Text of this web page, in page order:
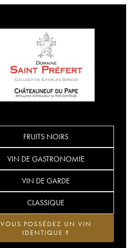
FRUITS NOIRS
VIN DE GASTRONOMIE
VIN DE GARDE
CLASSIQUE
VOUS POSSÉDEZ UN VIN
IDENTIQUE ?